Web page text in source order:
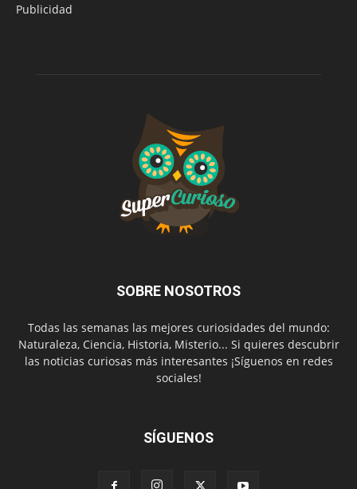
Publicidad
SOBRE NOSOTROS
Todas las semanas las mejores curiosidades del mundo:
Naturaleza, Ciencia, Historia, Misterio... Si quieres descubrir
las noticias curiosas más interesantes ¡Síguenos en redes
sociales!
SÍGUENOS